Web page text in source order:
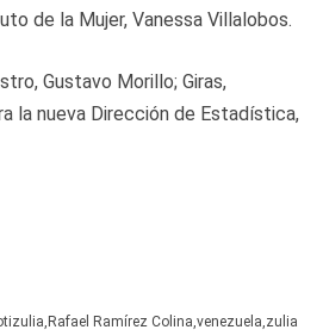
de la Mujer, Vanessa Villalobos.
Gustavo Morillo; Giras,
la nueva Dirección de Estadística,
,Rafael Ramírez Colina,venezuela,zulia